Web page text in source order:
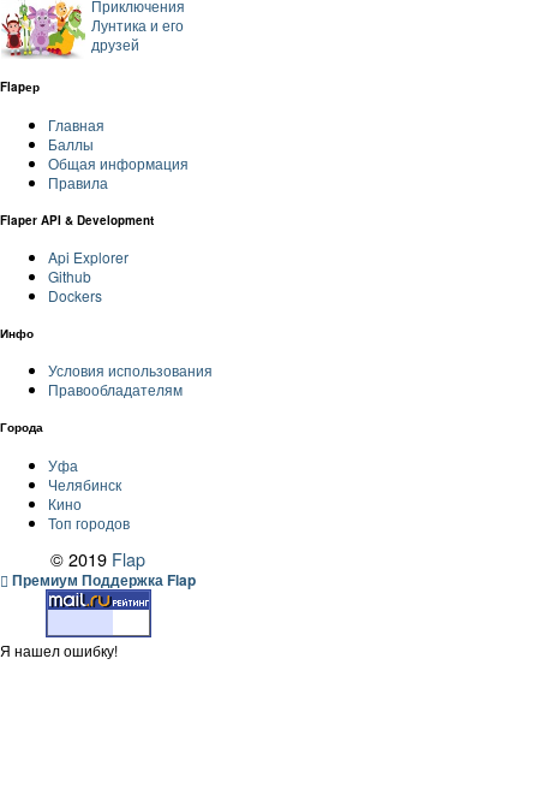
Приключения
Лунтика и его
друзей
Flapер
Главная
Баллы
Общая информация
Правила
Flaper API & Development
Api Explorer
Github
Dockers
Инфо
Условия использования
Правообладателям
Города
Уфа
Челябинск
Кино
Топ городов
© 2019 Flap
Премиум Поддержка Flap
Я нашел ошибку!